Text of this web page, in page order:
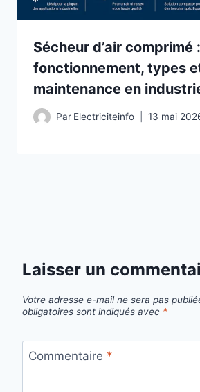
Sécheur d’air comprimé :
fonctionnement, types
maintenance en
Par Electriciteinfo 13 mai
Laisser un
Votre adresse e-mail ne sera pas
obligatoires sont indiqués avec *
Commentaire *